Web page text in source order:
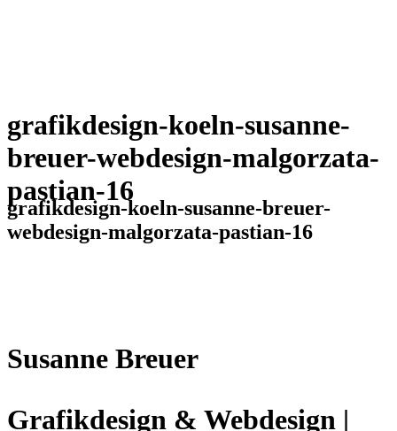
grafikdesign-koeln-susanne-
breuer-webdesign-malgorzata-
pastian-16
grafikdesign-koeln-susanne-breuer-
webdesign-malgorzata-pastian-16
Susanne Breuer
Grafikdesign & Webdesign |